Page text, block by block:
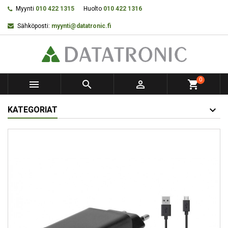
Myynti 010 422 1315 Huolto 010 422 1316
Sähköposti: myynti@datatronic.fi
   shopping_cart0
KATEGORIAT